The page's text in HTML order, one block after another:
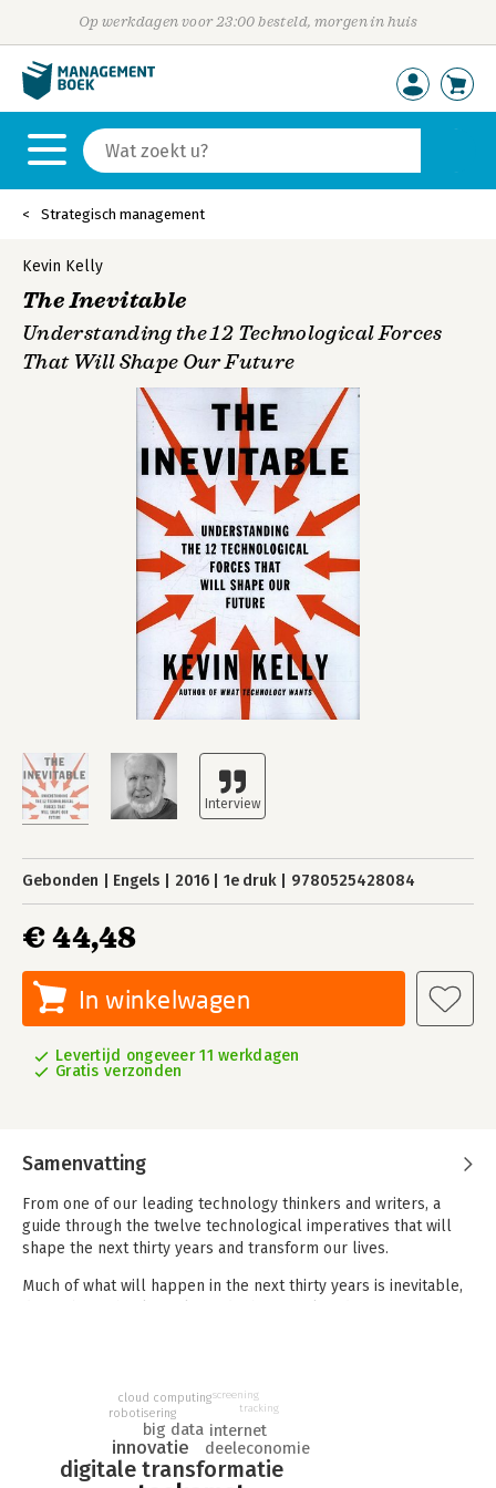
Op werkdagen voor 23:00 besteld, morgen in huis
Strategisch management
Kevin Kelly
The Inevitable
Understanding the 12 Technological Forces
That Will Shape Our Future
Gebonden Engels 2016 1e druk 9780525428084
€ 44,48
In winkelwagen
Levertijd ongeveer 11 werkdagen
Gratis verzonden
Samenvatting
From one of our leading technology thinkers and writers, a
guide through the twelve technological imperatives that will
shape the next thirty years and transform our lives.
Much of what will happen in the next thirty years is inevitable,
demand economy to artificial intelligence embedded in
everything we manufacture—can be understood as the result
of a few long-term, accelerating forces. Kelly both describes
these deep trends—interacting, cognifying, flowing, screening,
digitale transformatie
innovatie
big data
deeleconomie
internet
robotisering
cloud computingscreening
tracking